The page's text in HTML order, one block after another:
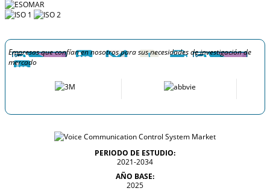
Empresas que confían en nosotros para sus necesidades de investigación de
mercado
PERIODO DE ESTUDIO:
2021-2034
AÑO BASE:
2025